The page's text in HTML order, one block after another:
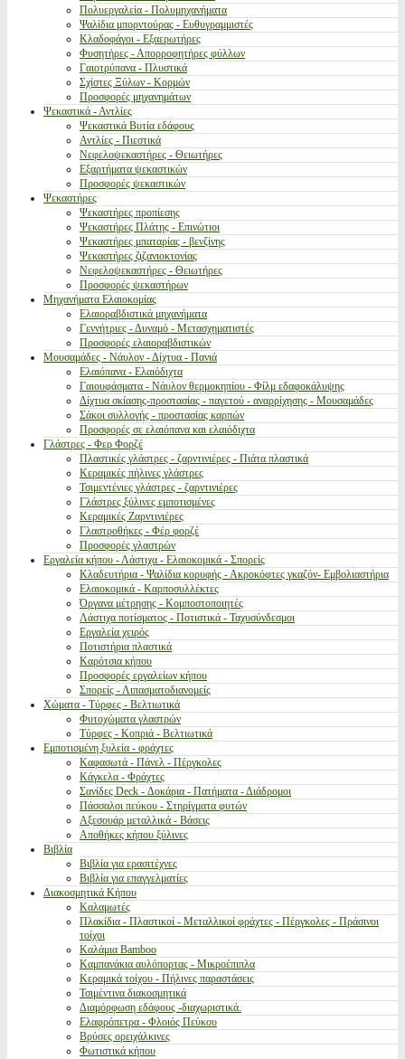
Πολυεργαλεία - Πολυμηχανήματα
Ψαλίδια μπορντούρας - Ευθυγραμμιστές
Κλαδοφάγοι - Εξαερωτήρες
Φυσητήρες - Απορροφητήρες φύλλων
Γαιοτρύπανα - Πλυστικά
Σχίστες Ξύλων - Κορμών
Προσφορές μηχανημάτων
Ψεκαστικά - Αντλίες
Ψεκαστικά Βυτία εδάφους
Αντλίες - Πιεστικά
Νεφελοψεκαστήρες - Θειωτήρες
Εξαρτήματα ψεκαστικών
Προσφορές ψεκαστικών
Ψεκαστήρες
Ψεκαστήρες προπίεσης
Ψεκαστήρες Πλάτης - Επινώτιοι
Ψεκαστήρες μπαταρίας - βενζίνης
Ψεκαστήρες ζιζανιοκτονίας
Νεφελοψεκαστήρες - Θειωτήρες
Προσφορές ψεκαστήρων
Μηχανήματα Ελαιοκομίας
Ελαιοραβδιστικά μηχανήματα
Γεννήτριες - Δυναμό - Μετασχηματιστές
Προσφορές ελαιοραβδιστικών
Μουσαμάδες - Νάυλον - Δίχτυα - Πανιά
Ελαιόπανα - Ελαιόδιχτα
Γαιουφάσματα - Νάυλον θερμοκηπίου - Φίλμ εδαφοκάλυψης
Δίχτυα σκίασης-προστασίας - παγετού - αναρρίχησης - Μουσαμάδες
Σάκοι συλλογής - προστασίας καρπών
Προσφορές σε ελαιόπανα και ελαιόδιχτα
Γλάστρες - Φερ Φορζέ
Πλαστικές γλάστρες - ζαρντινιέρες - Πιάτα πλαστικά
Κεραμικές πήλινες γλάστρες
Τσιμεντένιες γλάστρες - ζαρντινιέρες
Γλάστρες ξύλινες εμποτισμένες
Κεραμικές Ζαρντινιέρες
Γλαστροθήκες - Φέρ φορζέ
Προσφορές γλαστρών
Εργαλεία κήπου - Λάστιχα - Ελαιοκομικά - Σπορείς
Κλαδευτήρια - Ψαλίδια κορυφής - Ακροκόφτες γκαζόν- Εμβολιαστήρια
Ελαιοκομικά - Καρποσυλλέκτες
Όργανα μέτρησης - Κομποστοποιητές
Λάστιχα ποτίσματος - Ποτιστικά - Ταχυσύνδεσμοι
Εργαλεία χειρός
Ποτιστήρια πλαστικά
Καρότσια κήπου
Προσφορές εργαλείων κήπου
Σπορείς - Λιπασματοδιανομείς
Χώματα - Τύρφες - Βελτιωτικά
Φυτοχώματα γλαστρών
Τύρφες - Κοπριά - Βελτιωτικά
Εμποτισμένη ξυλεία - φράχτες
Καφασωτά - Πάνελ - Πέργκολες
Κάγκελα - Φράχτες
Σανίδες Deck - Δοκάρια - Πατήματα - Διάδρομοι
Πάσσαλοι πεύκου - Στηρίγματα φυτών
Αξεσουάρ μεταλλικά - Βάσεις
Αποθήκες κήπου ξύλινες
Βιβλία
Βιβλία για ερασιτέχνες
Βιβλία για επαγγελματίες
Διακοσμητικά Κήπου
Καλαμωτές
Πλακίδια - Πλαστικοί - Μεταλλικοί φράχτες - Πέργκολες - Πράσινοι
τοίχοι
Καλάμια Bamboo
Καμπανάκια αυλόπορτας - Μικροέπιπλα
Κεραμικά τοίχου - Πήλινες παραστάσεις
Τσιμέντινα διακοσμητικά
Διαμόρφωση εδάφους -διαχωριστικά.
Ελαφρόπετρα - Φλοιός Πεύκου
Βρύσες ορειχάλκινες
Φωτιστικά κήπου